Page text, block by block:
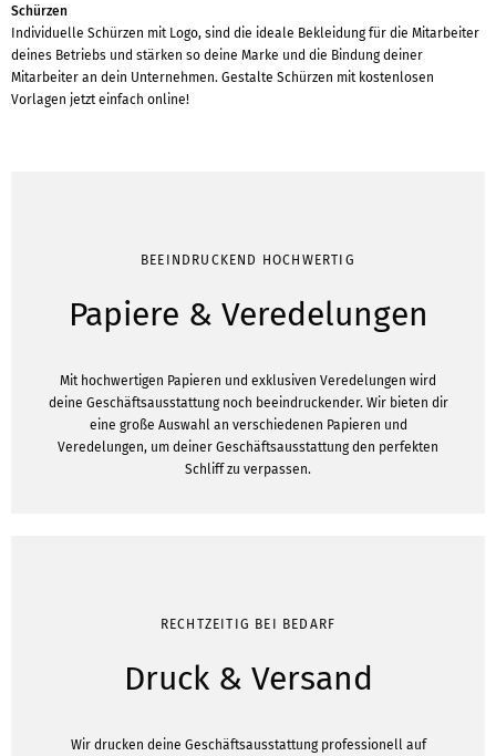
Schürzen
Individuelle Schürzen mit Logo, sind die ideale Bekleidung für die Mitarbeiter
deines Betriebs und stärken so deine Marke und die Bindung deiner
Mitarbeiter an dein Unternehmen. Gestalte Schürzen mit kostenlosen
Vorlagen jetzt einfach online!
BEEINDRUCKEND HOCHWERTIG
Papiere & Veredelungen
Mit hochwertigen Papieren und exklusiven Veredelungen wird
deine Geschäftsausstattung noch beeindruckender. Wir bieten dir
eine große Auswahl an verschiedenen Papieren und
Veredelungen, um deiner Geschäftsausstattung den perfekten
Schliff zu verpassen.
RECHTZEITIG BEI BEDARF
Druck & Versand
Wir drucken deine Geschäftsausstattung professionell auf